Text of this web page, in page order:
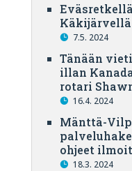
Käkijärvellä
7.5. 2024
Tänään
illan
rotari
16.4. 2024
Mänttä-
ohjeet
18.3. 2024